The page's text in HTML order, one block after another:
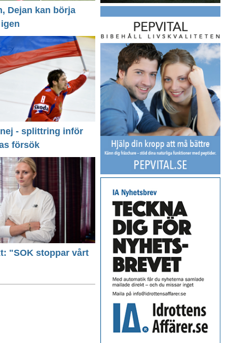
Dejan kan börja
- splittring inför
försök
"SOK stoppar vårt